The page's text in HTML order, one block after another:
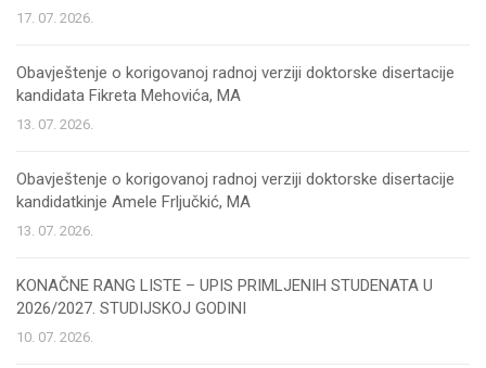
17. 07. 2026.
Obavještenje o korigovanoj radnoj verziji doktorske disertacije
kandidata Fikreta Mehovića, MA
13. 07. 2026.
Obavještenje o korigovanoj radnoj verziji doktorske disertacije
kandidatkinje Amele Frljučkić, MA
13. 07. 2026.
KONAČNE RANG LISTE – UPIS PRIMLJENIH STUDENATA U
2026/2027. STUDIJSKOJ GODINI
10. 07. 2026.